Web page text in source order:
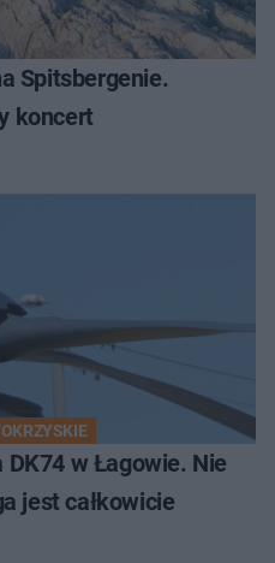
Spitsbergenie.
koncert
w Łagowie. Nie
jest całkowicie